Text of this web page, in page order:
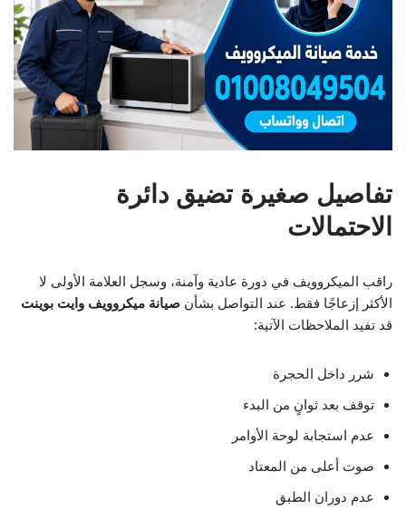
تفاصيل صغيرة تضيق دائرة
الاحتمالات
راقب الميكروويف في دورة عادية وآمنة، وسجل العلامة الأولى لا
الأكثر إزعاجًا فقط. عند التواصل بشأن صيانة ميكروويف وايت بوينت
قد تفيد الملاحظات الآتية:
شرر داخل الحجرة
توقف بعد ثوانٍ من البدء
عدم استجابة لوحة الأوامر
صوت أعلى من المعتاد
عدم دوران الطبق